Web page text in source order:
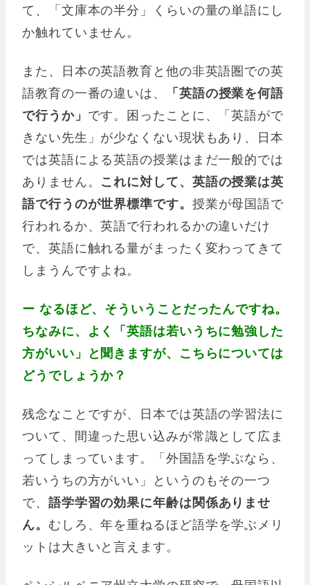
て、「文庫本の半分」くらいの量の単語にし
か触れていません。
また、日本の英語教育と他の非英語圏での英
語教育の一番の違いは、
「英語の授業を何語
で行うか」 です。困ったことに、「英語がで
きない先生」が少なくない現状もあり、日本
では英語による英語の授業はまだ一般的では
ありません。 これに対して、英語の授業は英
語で行うのが世界標準です。 授業が母国語で
行われるか、英語で行われるかの違いだけ
で、英語に触れる量がまったく変わってきて
しまうんですよね。
ー なるほど、そういうことだったんですね。
ちなみに、よく「英語は若いうちに勉強した
方がいい」と聞きますが、こちらについては
どうでしょうか？
残念なことですが、日本では英語の学習法に
ついて、間違った思い込みが常識として広ま
ってしまっています。「外国語を学ぶなら、
若いうちの方がいい」というのもその一つ
で、 語学学習の効果に年齢は関係ありませ
ん。 むしろ、年を重ねるほど語学を学ぶメリ
ットは大きいと言えます。